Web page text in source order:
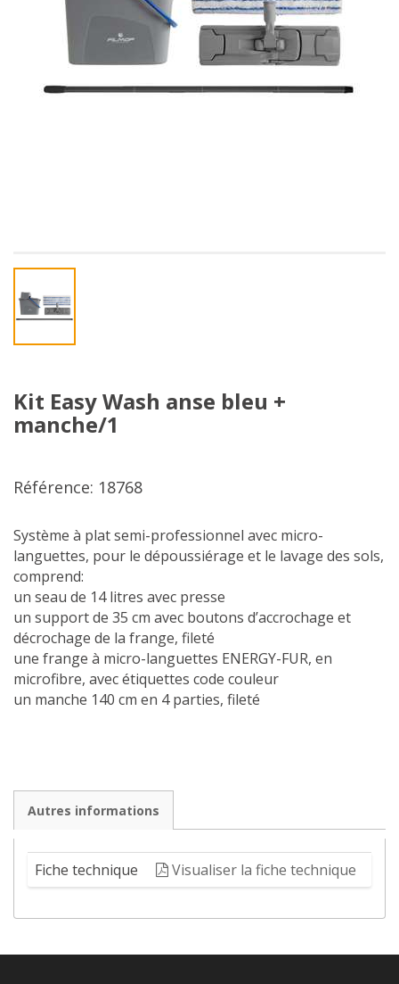
Kit Easy Wash anse bleu +
manche/1
Référence: 18768
Système à plat semi-professionnel avec micro-
languettes, pour le dépoussiérage et le lavage des sols,
comprend:
un seau de 14 litres avec presse
un support de 35 cm avec boutons d’accrochage et
décrochage de la frange, fileté
une frange à micro-languettes ENERGY-FUR, en
microfibre, avec étiquettes code couleur
un manche 140 cm en 4 parties, fileté
Autres informations
Fiche technique Visualiser la fiche technique